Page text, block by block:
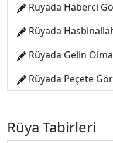
Rüyada Haberci
Rüyada
Rüyada Gelin
Rüyada Peçete
Rüya Tabirleri